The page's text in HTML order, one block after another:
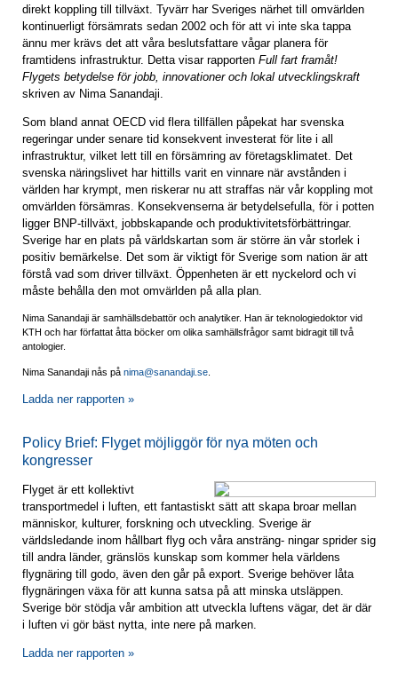
direkt koppling till tillväxt. Tyvärr har Sveriges närhet till omvärlden
kontinuerligt försämrats sedan 2002 och för att vi inte ska tappa
ännu mer krävs det att våra beslutsfattare vågar planera för
framtidens infrastruktur. Detta visar rapporten Full fart framåt!
Flygets betydelse för jobb, innovationer och lokal utvecklingskraft
skriven av Nima Sanandaji.
Som bland annat OECD vid flera tillfällen påpekat har svenska
regeringar under senare tid konsekvent investerat för lite i all
infrastruktur, vilket lett till en försämring av företagsklimatet. Det
svenska näringslivet har hittills varit en vinnare när avstånden i
världen har krympt, men riskerar nu att straffas när vår koppling mot
omvärlden försämras. Konsekvenserna är betydelsefulla, för i potten
ligger BNP-tillväxt, jobbskapande och produktivitetsförbättringar.
Sverige har en plats på världskartan som är större än vår storlek i
positiv bemärkelse. Det som är viktigt för Sverige som nation är att
förstå vad som driver tillväxt. Öppenheten är ett nyckelord och vi
måste behålla den mot omvärlden på alla plan.
Nima Sanandaji är samhällsdebattör och analytiker. Han är teknologiedoktor vid
KTH och har författat åtta böcker om olika samhällsfrågor samt bidragit till två
antologier.
Nima Sanandaji ‎nås på nima@sanandaji.se
Ladda ner rapporten »
Policy Brief: Flyget möjliggör för nya möten och
kongresser
Flyget är ett kollektivt
transportmedel i luften, ett fantastiskt sätt att skapa broar mellan
människor, kulturer, forskning och utveckling. Sverige är
världsledande inom hållbart flyg och våra ansträng- ningar sprider sig
till andra länder, gränslös kunskap som kommer hela världens
flygnäring till godo, även den går på export. Sverige behöver låta
flygnäringen växa för att kunna satsa på att minska utsläppen.
Sverige bör stödja vår ambition att utveckla luftens vägar, det är där
i luften vi gör bäst nytta, inte nere på marken.
Ladda ner rapporten »